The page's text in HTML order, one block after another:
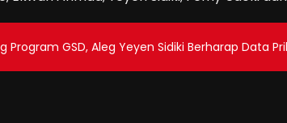
Program GSD, Aleg Yeyen Sidiki Berharap Data